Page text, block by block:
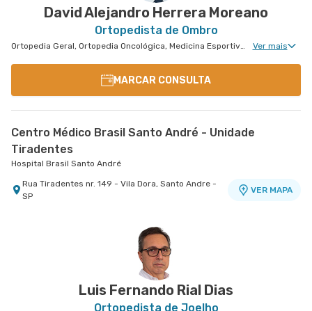
David Alejandro Herrera Moreano
Ortopedista de Ombro
Ortopedia Geral, Ortopedia Oncológica, Medicina Esportiva Clinica, Reconstrução e Alongamento Ósseo, Ortopedia de Cotovelo, Cirurgia de Cotovelo, Cirurgia de Ombro Ver mais
MARCAR CONSULTA
Centro Médico Brasil Santo André - Unidade
Tiradentes
Hospital Brasil Santo André
Rua Tiradentes nr. 149 - Vila Dora, Santo Andre -
SP
VER MAPA
Luis Fernando Rial Dias
Ortopedista de Joelho